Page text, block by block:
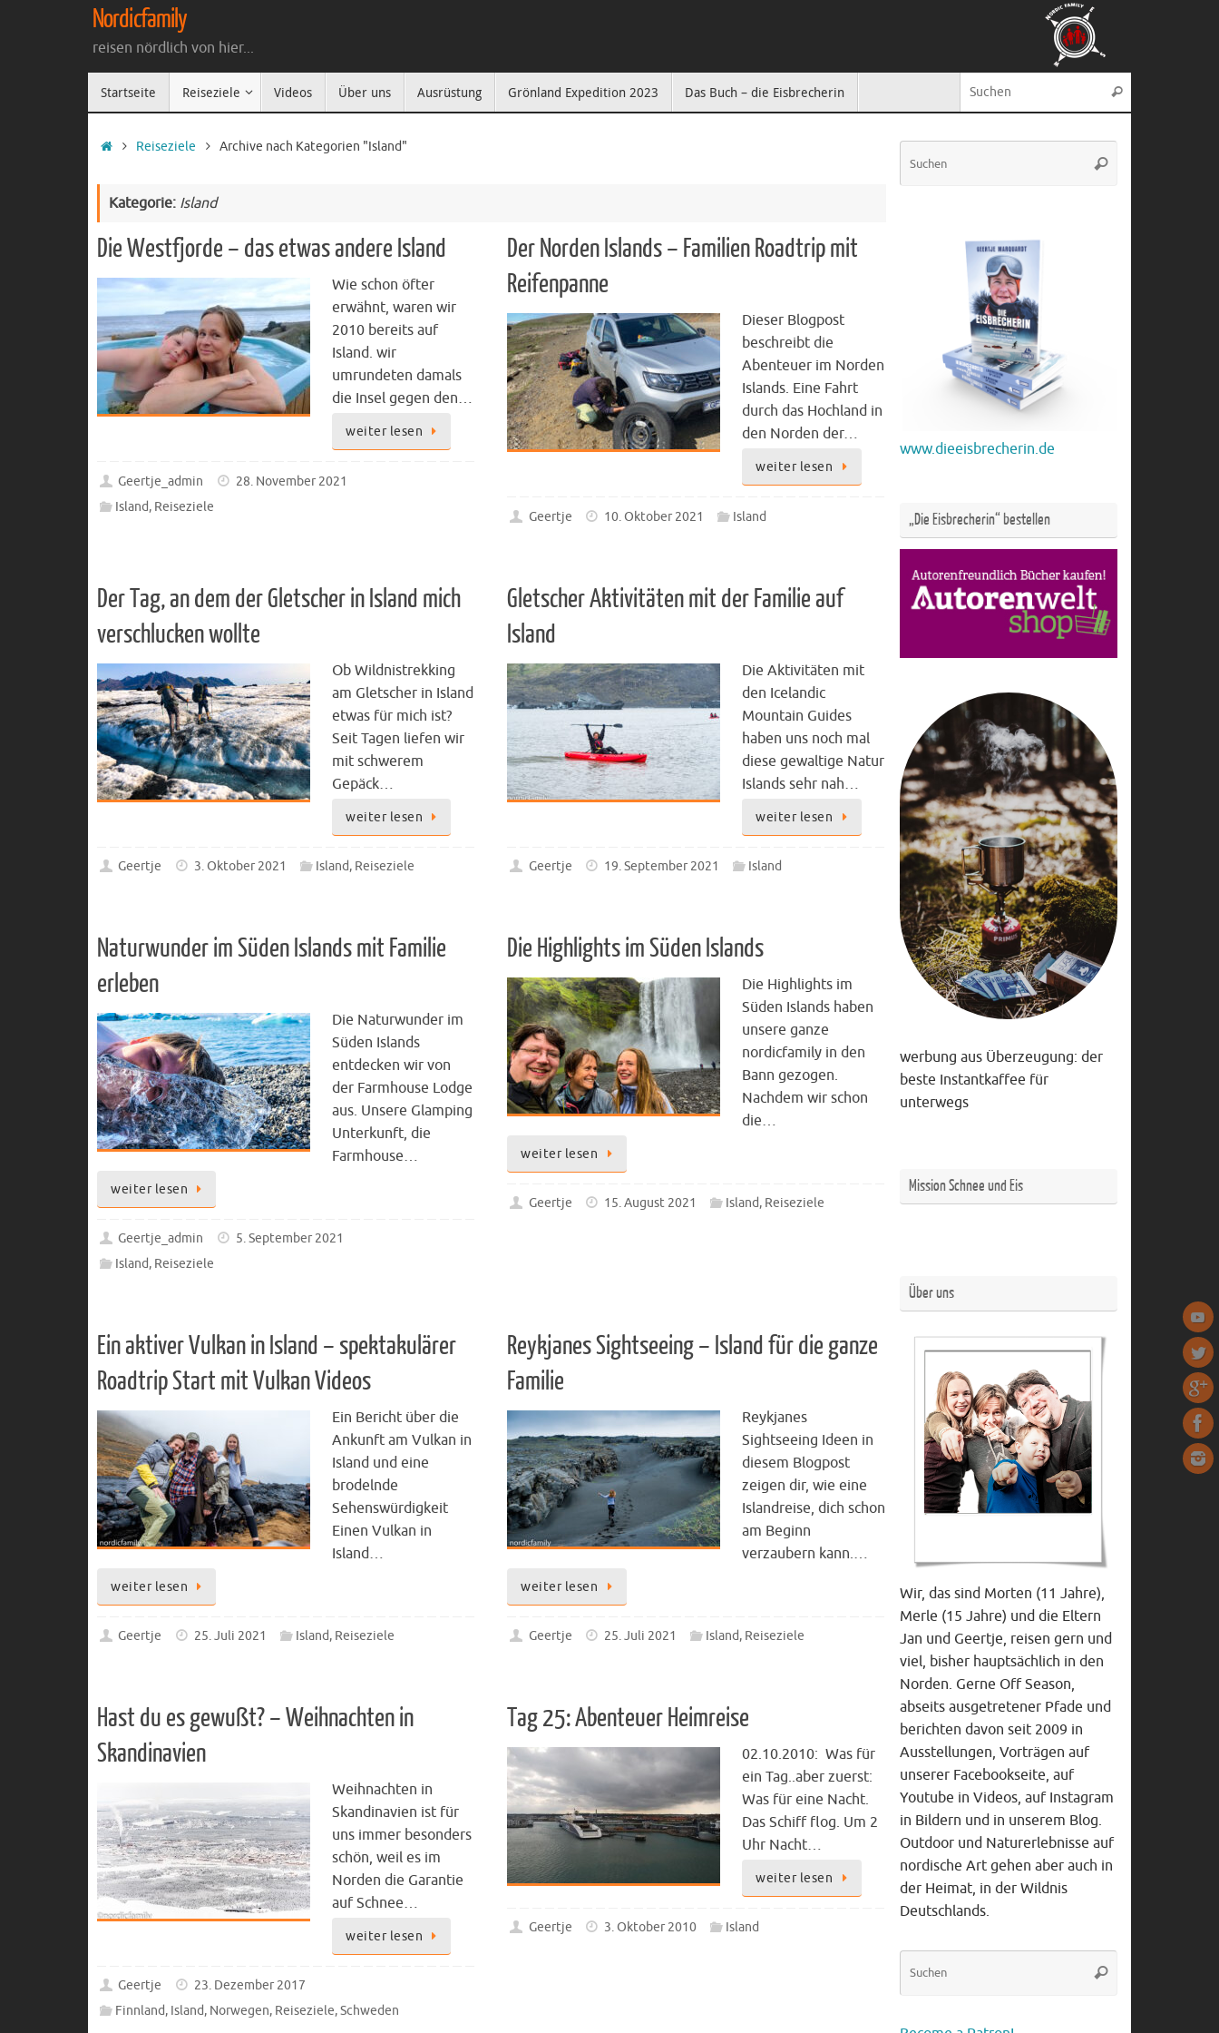
Nordicfamily
reisen nördlich von hier...
Inhalt
Startseite Reiseziele Videos Über uns Ausrüstung Grönland Expedition 2023 Das Buch – die Eisbrecherin Suchen
Startseite
Reiseziele Archive nach Kategorien "Island"
Kategorie: Island
Die Westfjorde – das etwas andere Island
Wie schon öfter
erwähnt, waren wir
2010 bereits auf
Island. wir
umrundeten damals
die Insel gegen den…
weiter lesen
Geertje_admin
28. November 2021
Island, Reiseziele
Der Norden Islands – Familien Roadtrip mit
Reifenpanne
Dieser Blogpost
beschreibt die
Abenteuer im Norden
Islands. Eine Fahrt
durch das Hochland in
den Norden der…
weiter lesen
Geertje 10. Oktober 2021 Island
Der Tag, an dem der Gletscher in Island mich
verschlucken wollte
Ob Wildnistrekking
am Gletscher in Island
etwas für mich ist?
Seit Tagen liefen wir
mit schwerem
Gepäck…
weiter lesen
Geertje 3. Oktober 2021 Island, Reiseziele
Gletscher Aktivitäten mit der Familie auf
Island
Die Aktivitäten mit
den Icelandic
Mountain Guides
haben uns noch mal
diese gewaltige Natur
Islands sehr nah…
weiter lesen
Geertje 19. September 2021 Island
Naturwunder im Süden Islands mit Familie
erleben
Die Naturwunder im
Süden Islands
entdecken wir von
der Farmhouse Lodge
aus. Unsere Glamping
Unterkunft, die
Farmhouse…
weiter lesen
Geertje_admin
5. September 2021
Island, Reiseziele
Die Highlights im Süden Islands
Die Highlights im
Süden Islands haben
unsere ganze
nordicfamily in den
Bann gezogen.
Nachdem wir schon
die…
weiter lesen
Geertje 15. August 2021 Island, Reiseziele
Ein aktiver Vulkan in Island – spektakulärer
Roadtrip Start mit Vulkan Videos
Ein Bericht über die
Ankunft am Vulkan in
Island und eine
brodelnde
Sehenswürdigkeit
Einen Vulkan in
Island…
weiter lesen
Geertje 25. Juli 2021 Island, Reiseziele
Reykjanes Sightseeing – Island für die ganze
Familie
Reykjanes
Sightseeing Ideen in
diesem Blogpost
zeigen dir, wie eine
Islandreise, dich schon
am Beginn
verzaubern kann.…
weiter lesen
Geertje 25. Juli 2021 Island, Reiseziele
Hast du es gewußt? – Weihnachten in
Skandinavien
Weihnachten in
Skandinavien ist für
uns immer besonders
schön, weil es im
Norden die Garantie
auf Schnee…
weiter lesen
Geertje
23. Dezember 2017
Finnland, Island, Norwegen, Reiseziele,Schweden
Tag 25: Abenteuer Heimreise
02.10.2010: Was für
ein Tag..aber zuerst:
Was für eine Nacht.
Das Schiff flog. Um 2
Uhr Nacht…
weiter lesen
Geertje 3. Oktober 2010 Island
Suchen
www.dieeisbrecherin.de
„Die Eisbrecherin“ bestellen
werbung aus Überzeugung: der
beste Instantkaffee für
unterwegs
Mission Schnee und Eis
Über uns
Wir, das sind Morten (11 Jahre),
Merle (15 Jahre) und die Eltern
Jan und Geertje, reisen gern und
viel, bisher hauptsächlich in den
Norden. Gerne Off Season,
abseits ausgetretener Pfade und
berichten davon seit 2009 in
Ausstellungen, Vorträgen auf
unserer Facebookseite, auf
Youtube in Videos, auf Instagram
in Bildern und in unserem Blog.
Outdoor und Naturerlebnisse auf
nordische Art gehen aber auch in
der Heimat, in der Wildnis
Deutschlands.
Suchen